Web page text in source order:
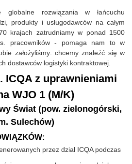
globalne rozwiązania w łańcuchu
produkty i usługodawców na całym
krajach zatrudniamy w ponad 1500
pracowników - pomaga nam to w
założyliśmy: chcemy znaleźć się w
dostawców logistyki kontraktowej.
ICQA z uprawnieniami
WJO 1 (M/K)
Świat (pow. zielonogórski,
Sulechów)
przez dział ICQA podczas